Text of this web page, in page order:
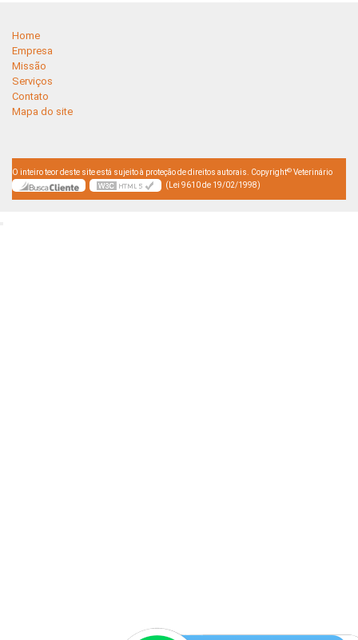
Home
Empresa
Missão
Serviços
Contato
Mapa do site
O inteiro teor deste site está sujeito à proteção de direitos autorais. Copyright© Veterinário
(Lei 9610 de 19/02/1998)